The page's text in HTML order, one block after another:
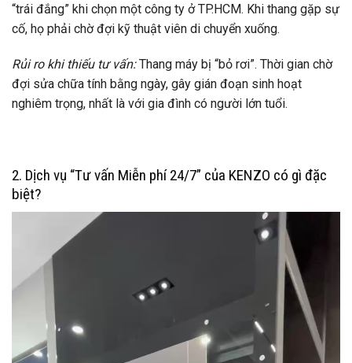
“trái đắng” khi chọn một công ty ở TP.HCM. Khi thang gặp sự
cố, họ phải chờ đợi kỹ thuật viên di chuyển xuống.
Rủi ro khi thiếu tư vấn:Thang máy bị “bỏ rơi”. Thời gian chờ
đợi sửa chữa tính bằng ngày, gây gián đoạn sinh hoạt
nghiêm trọng, nhất là với gia đình có người lớn tuổi.
2. Dịch vụ “Tư vấn Miễn phí 24/7” của KENZO có gì đặc
biệt?